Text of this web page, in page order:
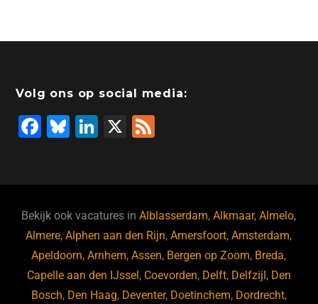
Volg ons op social media:
F
b
o
o
k
Bl
ky
Li
dI
n
X
Bekijk ook vacatures inAlblasserdam,Alkmaar,Almelo,
Almere,Alphen aan den Rijn,Amersfoort,Amsterdam,
Apeldoorn,Arnhem,Assen, Bergen op Zoom, Breda,
Capelle aan den IJssel , Coevorden, Delft, Delfzijl , Den
Bosch, Den Haag, Deventer, Doetinchem, Dordrecht,